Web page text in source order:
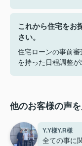
これから住宅をお
さい。
住宅ローンの事前
を持った日程調整が
他のお客様の声
Y.Y様Y.R様
全ての事に